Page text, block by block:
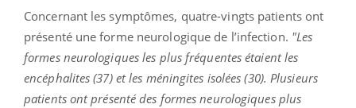
Concernant les symptômes, quatre-vingts patients ont
présenté une forme neurologique de l’infection. "Les
formes neurologiques les plus fréquentes étaient les
encéphalites (37) et les méningites isolées (30). Plusieurs
patients ont présenté des formes neurologiques plus